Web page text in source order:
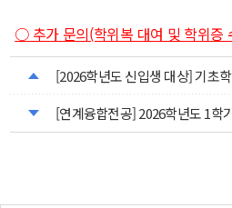
○ 추가 문의(학위복 대여 및 학위증
[2026학년도 신입생 대상] 기초
[연계융합전공] 2026학년도 1학